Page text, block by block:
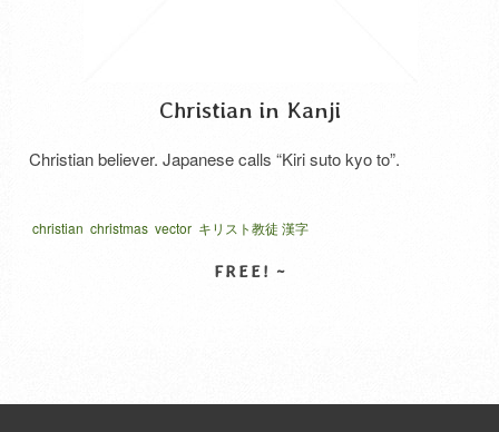
Christian in Kanji
Christian believer. Japanese calls “Kiri suto kyo to”.
christian christmas vector キリスト教徒 漢字